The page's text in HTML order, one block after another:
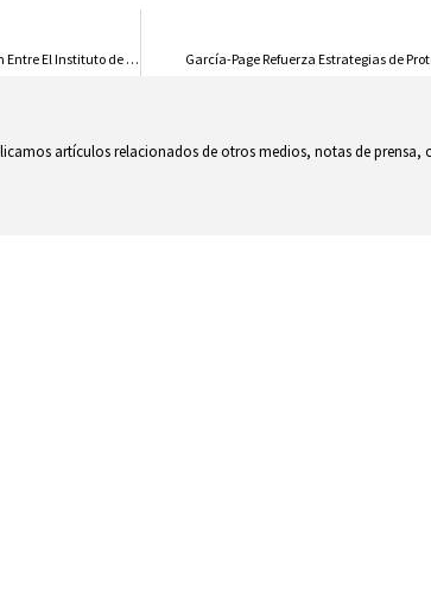
Nuevas Especies de Hongos Descubiertas: Colaboración Entre El Instituto de Estudios Albacetenses y Una Localidad Albaceteña García-Page Refuerza Estrategias de
artículos relacionados de otros medios, notas de prensa,